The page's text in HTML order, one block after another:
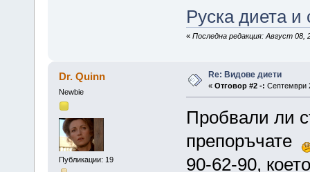
Руска диета и
« Последна редакция: Август 08,
Dr. Quinn
Newbie
Публикации: 19
Re: Видове диети
« Отговор #2 -: Септември
Пробвали ли
препоръчате
90-62-90,